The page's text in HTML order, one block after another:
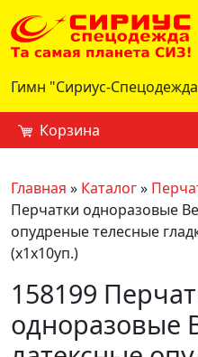
Гимн "Сириус-
Корзина
Главная » Каталог»
Перчатки одноразовые
опудреные телесные
(х1х10уп.)
158199
одноразовые